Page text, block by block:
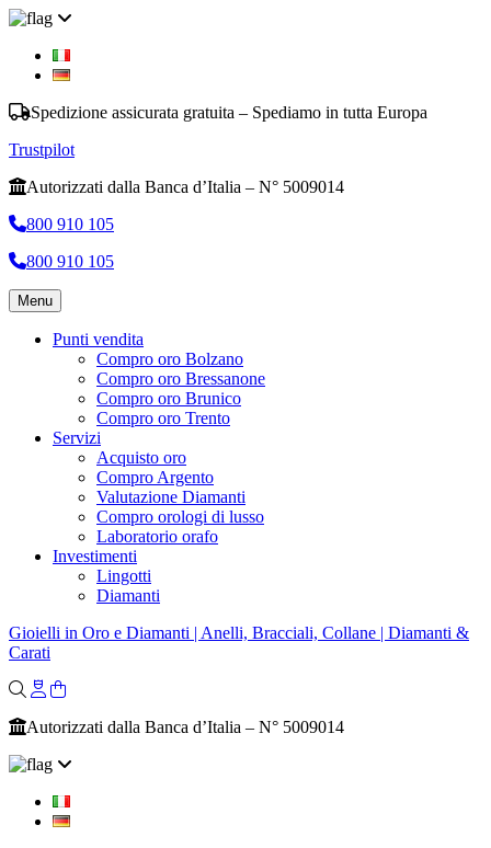
Spedizione assicurata gratuita – Spediamo in tutta Europa
Trustpilot
Autorizzati dalla Banca d’Italia – N° 5009014
800 910 105
800 910 105
Menu
Punti vendita
Compro oro Bolzano
Compro oro Bressanone
Compro oro Brunico
Compro oro Trento
Servizi
Acquisto oro
Compro Argento
Valutazione Diamanti
Compro orologi di lusso
Laboratorio orafo
Investimenti
Lingotti
Diamanti
Gioielli in Oro e Diamanti | Anelli, Bracciali, Collane | Diamanti &
Carati
Autorizzati dalla Banca d’Italia – N° 5009014